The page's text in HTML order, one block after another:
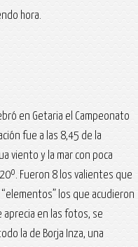
hora.
en Getaria el Campeonato
fue a las 8,45 de la
viento y la mar con poca
Fueron 8 los valientes que
los que acudieron
aprecia en las fotos, se
la de Borja Inza, una